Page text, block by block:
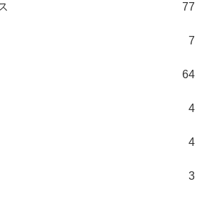
77
7
64
4
4
3